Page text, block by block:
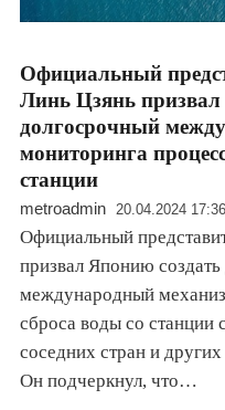
Официальный
Линь Цзянь
долгосрочный
мониторинга
станции
metroadmin 20.04.2024 17:36
Официальный
призвал Японию
международный
сброса воды со станции
соседних стран и
Он подчеркнул, что…